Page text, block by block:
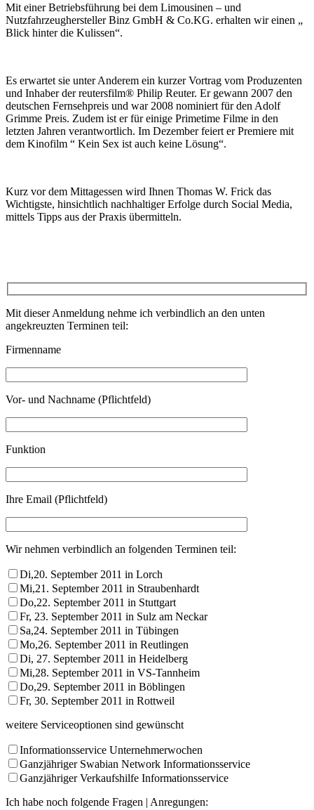
Mit einer Betriebsführung bei dem Limousinen – und
Nutzfahrzeughersteller Binz GmbH & Co.KG. erhalten wir einen „
Blick hinter die Kulissen“.
Es erwartet sie unter Anderem ein kurzer Vortrag vom Produzenten
und Inhaber der reutersfilm® Philip Reuter. Er gewann 2007 den
deutschen Fernsehpreis und war 2008 nominiert für den Adolf
Grimme Preis. Zudem ist er für einige Primetime Filme in den
letzten Jahren verantwortlich. Im Dezember feiert er Premiere mit
dem Kinofilm “ Kein Sex ist auch keine Lösung“.
Kurz vor dem Mittagessen wird Ihnen Thomas W. Frick das
Wichtigste, hinsichtlich nachhaltiger Erfolge durch Social Media,
mittels Tipps aus der Praxis übermitteln.
Mit dieser Anmeldung nehme ich verbindlich an den unten
angekreuzten Terminen teil:
Firmenname
Vor- und Nachname (Pflichtfeld)
Funktion
Ihre Email (Pflichtfeld)
Wir nehmen verbindlich an folgenden Terminen teil:
Di,20. September 2011 in Lorch
Mi,21. September 2011 in Straubenhardt
Do,22. September 2011 in Stuttgart
Fr, 23. September 2011 in Sulz am Neckar
Sa,24. September 2011 in Tübingen
Mo,26. September 2011 in Reutlingen
Di, 27. September 2011 in Heidelberg
Mi,28. September 2011 in VS-Tannheim
Do,29. September 2011 in Böblingen
Fr, 30. September 2011 in Rottweil
weitere Serviceoptionen sind gewünscht
Informationsservice Unternehmerwochen
Ganzjähriger Swabian Network Informationsservice
Ganzjähriger Verkaufshilfe Informationsservice
Ich habe noch folgende Fragen | Anregungen: